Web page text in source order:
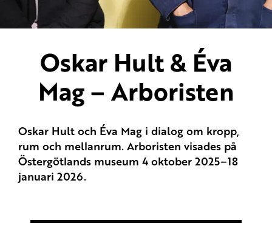
Oskar Hult & Éva
Mag – Arboristen
Oskar Hult och Éva Mag i dialog om kropp,
rum och mellanrum. Arboristen visades på
Östergötlands museum 4 oktober 2025–18
januari 2026.